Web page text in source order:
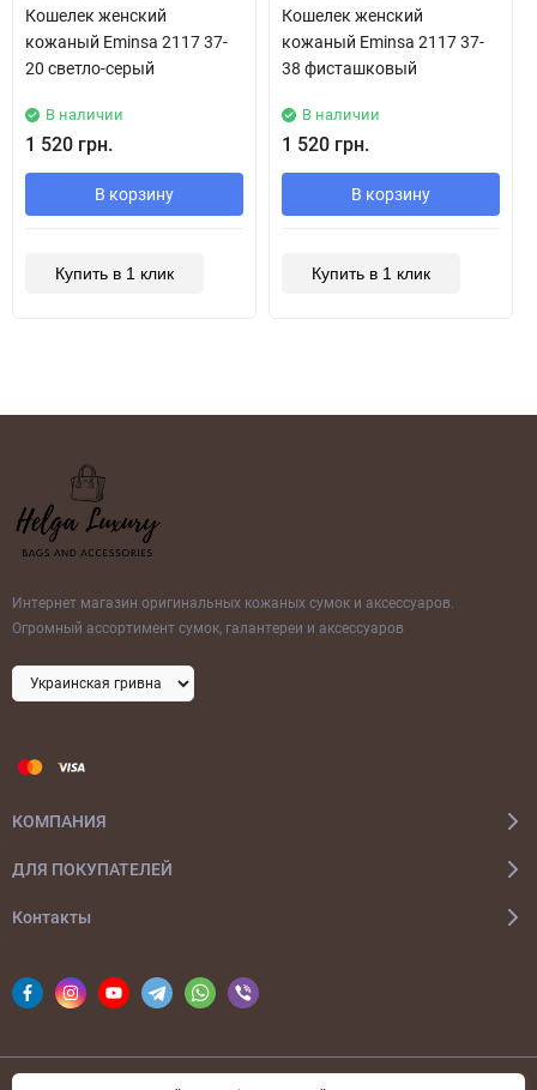
Кошелек женский
кожаный Eminsa 2117 37-
20 светло-серый
В наличии
1 520 грн.
В корзину
Купить в 1 клик
Кошелек женский
кожаный Eminsa 2117 37-
38 фисташковый
В наличии
1 520 грн.
В корзину
Купить в 1 клик
Интернет магазин оригинальных кожаных сумок и аксессуаров.
Огромный ассортимент сумок, галантереи и аксессуаров
КОМПАНИЯ
ДЛЯ ПОКУПАТЕЛЕЙ
Контакты